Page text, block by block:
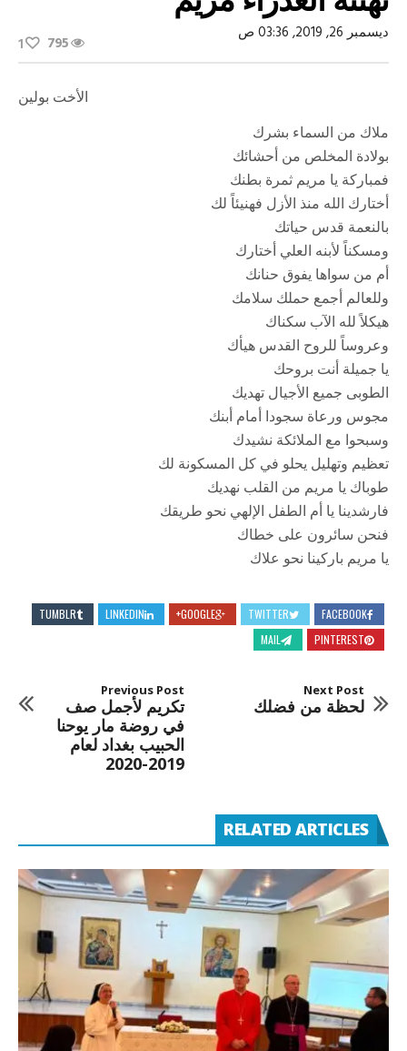
ديسمبر 26, 2019, 03:36 ص 795
1
الأخت بولين
ملاك من السماء بشرك
بولادة المخلص من أحشائك
فمباركة يا مريم ثمرة بطنك
أختارك الله منذ الأزل فهنيئاً لك
بالنعمة قدس حياتك
ومسكناً لأبنه العلي أختارك
أم من سواها يفوق حنانك
وللعالم أجمع حملك سلامك
هيكلاً لله الآب سكناك
وعروساً للروح القدس هيأك
يا جميلة أنت بروحك
الطوبى جميع الأجيال تهديك
مجوس ورعاة سجودا أمام أبنك
وسبحوا مع الملائكة نشيدك
تعظيم وتهليل يحلو في كل المسكونة لك
طوباك يا مريم من القلب نهديك
فارشدينا يا أم الطفل الإلهي نحو طريقك
فنحن سائرون على خطاك
يا مريم باركينا نحو علاك
FACEBOOK
TWITTER
GOOGLE+
LINKEDIN
TUMBLR
PINTEREST
MAIL
Previous Post
تكريم لأجمل صف
في روضة مار يوحنا
الحبيب بغداد لعام
2019-2020
Next Post
لحظة من فضلك
RELATED ARTICLES